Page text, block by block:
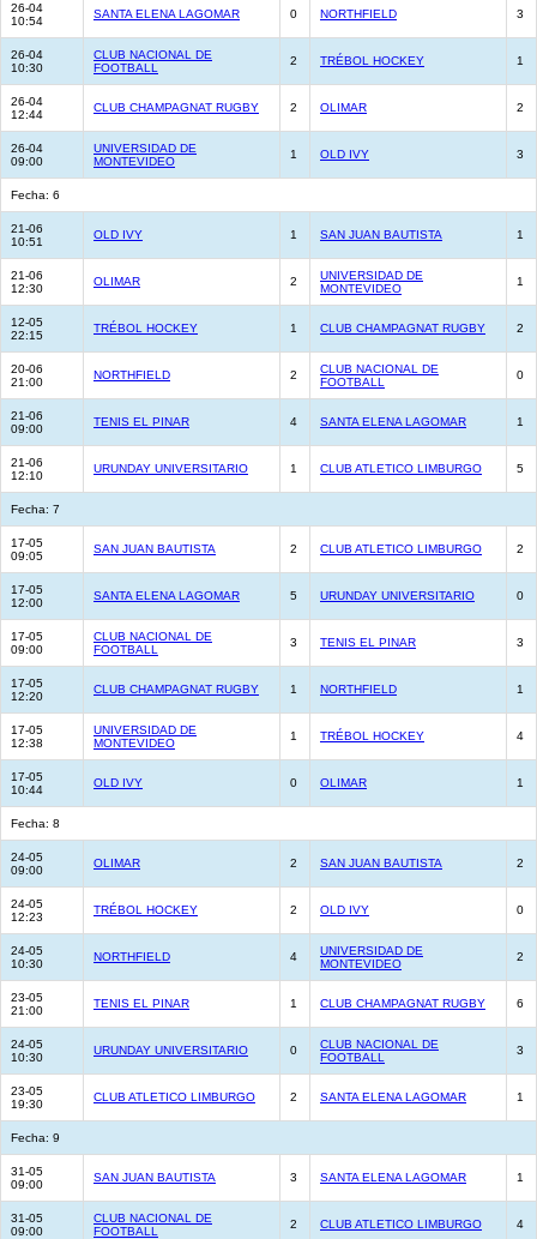
26-04
10:54
SANTA ELENA LAGOMAR 0 NORTHFIELD 3
26-04
10:30
CLUB NACIONAL DE
FOOTBALL
2 TRÉBOL HOCKEY 1
26-04
12:44
CLUB CHAMPAGNAT RUGBY 2 OLIMAR 2
26-04
09:00
UNIVERSIDAD DE
MONTEVIDEO
1 OLD IVY 3
Fecha: 6
21-06
10:51
OLD IVY 1 SAN JUAN BAUTISTA 1
21-06
12:30
OLIMAR 2
UNIVERSIDAD DE
MONTEVIDEO
1
12-05
22:15
TRÉBOL HOCKEY 1 CLUB CHAMPAGNAT RUGBY 2
20-06
21:00
NORTHFIELD 2
CLUB NACIONAL DE
FOOTBALL
0
21-06
09:00
TENIS EL PINAR 4 SANTA ELENA LAGOMAR 1
21-06
12:10
URUNDAY UNIVERSITARIO 1 CLUB ATLETICO LIMBURGO 5
Fecha: 7
17-05
09:05
SAN JUAN BAUTISTA 2 CLUB ATLETICO LIMBURGO 2
17-05
12:00
SANTA ELENA LAGOMAR 5 URUNDAY UNIVERSITARIO 0
17-05
09:00
CLUB NACIONAL DE
FOOTBALL
3 TENIS EL PINAR 3
17-05
12:20
CLUB CHAMPAGNAT RUGBY 1 NORTHFIELD 1
17-05
12:38
UNIVERSIDAD DE
MONTEVIDEO
1 TRÉBOL HOCKEY 4
17-05
10:44
OLD IVY 0 OLIMAR 1
Fecha: 8
24-05
09:00
OLIMAR 2 SAN JUAN BAUTISTA 2
24-05
12:23
TRÉBOL HOCKEY 2 OLD IVY 0
24-05
10:30
NORTHFIELD 4
UNIVERSIDAD DE
MONTEVIDEO
2
23-05
21:00
TENIS EL PINAR 1 CLUB CHAMPAGNAT RUGBY 6
24-05
10:30
URUNDAY UNIVERSITARIO 0
CLUB NACIONAL DE
FOOTBALL
3
23-05
19:30
CLUB ATLETICO LIMBURGO 2 SANTA ELENA LAGOMAR 1
Fecha: 9
31-05
09:00
SAN JUAN BAUTISTA 3 SANTA ELENA LAGOMAR 1
31-05
09:00
CLUB NACIONAL DE
FOOTBALL
2 CLUB ATLETICO LIMBURGO 4